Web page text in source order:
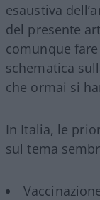
esaustiva
del presente
comunque
schematica
che ormai si
In Italia, le
sul tema